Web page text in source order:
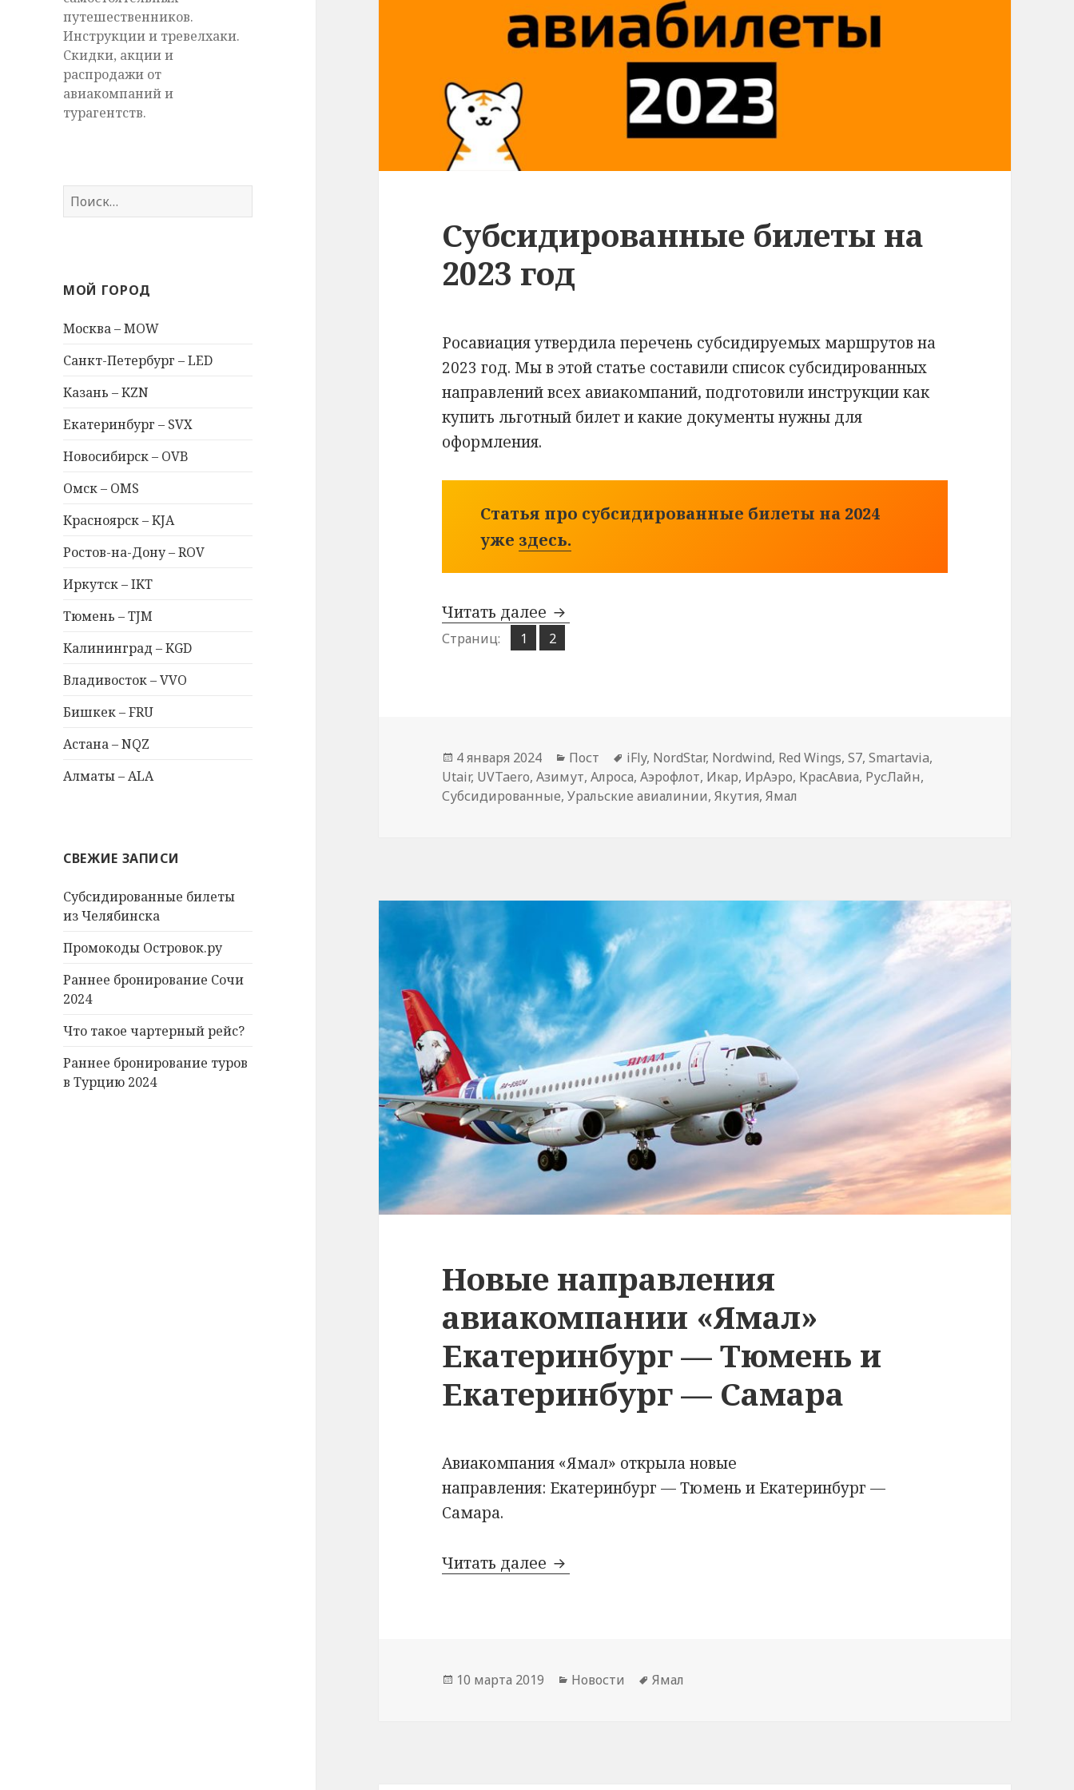
путешественников.
Инструкции и тревелхаки.
Скидки, акции и
распродажи от
авиакомпаний и
турагентств.
Найти:
МОЙ ГОРОД
Москва – MOW
Санкт-Петербург – LED
Казань – KZN
Екатеринбург – SVX
Новосибирск – OVB
Омск – OMS
Красноярск – KJA
Ростов-на-Дону – ROV
Иркутск – IKT
Тюмень – TJM
Калининград – KGD
Владивосток – VVO
Бишкек – FRU
Астана – NQZ
Алматы – ALA
СВЕЖИЕ ЗАПИСИ
Субсидированные билеты
из Челябинска
Промокоды Островок.ру
Раннее бронирование Сочи
2024
Что такое чартерный рейс?
Раннее бронирование туров
в Турцию 2024
Субсидированные билеты на
2023 год
Росавиация утвердила перечень субсидируемых маршрутов на
2023 год. Мы в этой статье составили список субсидированных
направлений всех авиакомпаний, подготовили инструкции как
купить льготный билет и какие документы нужны для
оформления.
Статья про субсидированные билеты на 2024
уже здесь.
Читать далее Субсидированные билеты на 2023 год
Страниц: Страница
1 ,
Страница
2
Опубликовано
4 января 2024 Рубрики
Пост Метки
iFly, NordStar, Nordwind, Red Wings,S7,Smartavia,
Utair, UVTaero,Азимут,Алроса,Аэрофлот, Икар, ИрАэро, КрасАвиа, РусЛайн,
Субсидированные,Уральские авиалинии,Якутия,Ямал
Новые направления
авиакомпании «Ямал»
Екатеринбург — Тюмень и
Екатеринбург — Самара
Авиакомпания «Ямал» открыла новые
направления: Екатеринбург — Тюмень и Екатеринбург —
Самара.
Читать далее Новые направления авиакомпании «Ямал» Екатеринбург —
Опубликовано
10 марта 2019 Рубрики
Новости Метки
Ямал